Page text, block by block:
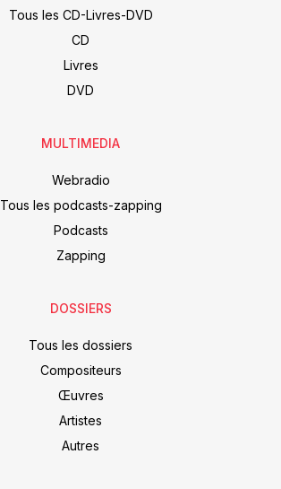
Tous les CD-Livres-DVD
CD
Livres
DVD
MULTIMEDIA
Webradio
Tous les podcasts-zapping
Podcasts
Zapping
DOSSIERS
Tous les dossiers
Compositeurs
Œuvres
Artistes
Autres